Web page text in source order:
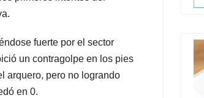
fuerte por el sector
un contragolpe en los pies
arquero, pero no logrando
en 0.